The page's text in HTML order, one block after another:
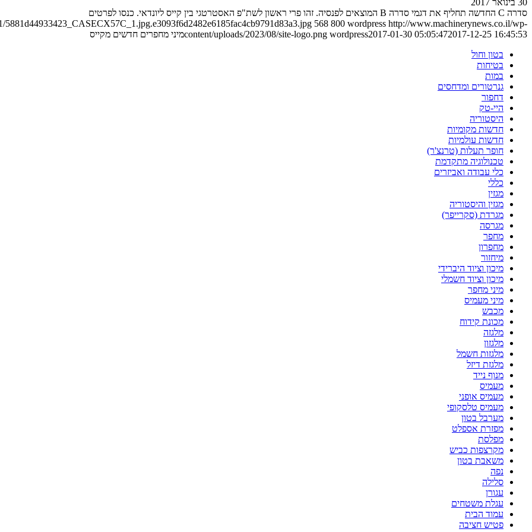
30 בינואר 2017
סדרה C החדשה תחליף את דגמי סדרה B המוצאים לפנסיה. זהו פרי ראשון לשת"פ האסטרטגי בין קייס ליונדאי. כנסו לפרטים
568 800 wordpress http://www.machinerynews.co.il/wp-
content/uploads/2023/08/site-logo.png wordpress2017-01-30 05:05:472017-12-25 16:45:53
מיני מחפרים חדשים מקייס
בטון וחול
בטיחות
במות
גנרטורים ומדחסים
דחפור
היי-טק
היסטוריה
חדשות מקומיות
חדשות עולמיות
חופר תעלות (טרנצ'ר)
טכנולוגיה מתקדמת
כלי עבודה ואביזרים
כללי
מגזין
מגזין והיסטוריה
מגרדת (סקרייפר)
מגרסה
מחפר
מחפרון
מיחזור
מיכון וציוד היברידי
מיכון וציוד חשמלי
מיני מחפר
מיני מעמיס
מכבש
מכונת קידוח
מלגזה
מלגזון
מלגזות חשמל
מלגזת דיזל
מנוף נייד
מעמיס
מעמיס אופני
מעמיס טלסקופי
מערבל בטון
מפזרת אספלט
מפלסת
מקרצפות כביש
משאבת בטון
נפה
סלילה
עגורן
עגלת משטחים
עמוד הבית
פטיש חציבה